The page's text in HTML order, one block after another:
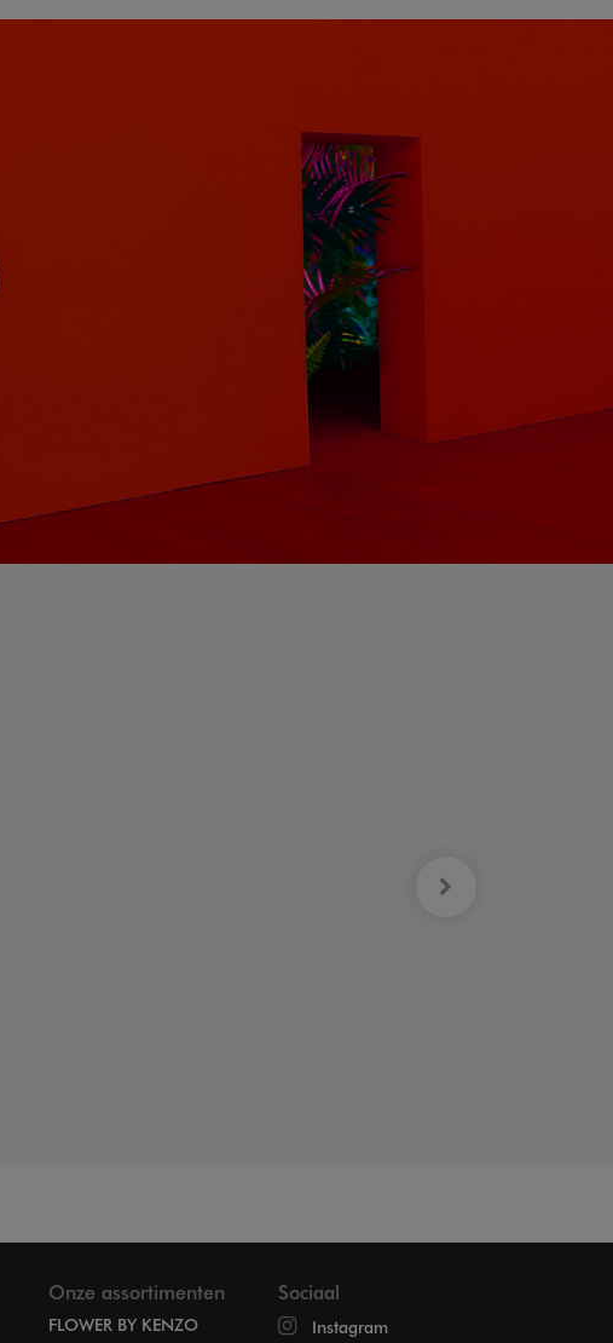
Onze assortimenten
FLOWER BY KENZO
Sociaal
Instagram